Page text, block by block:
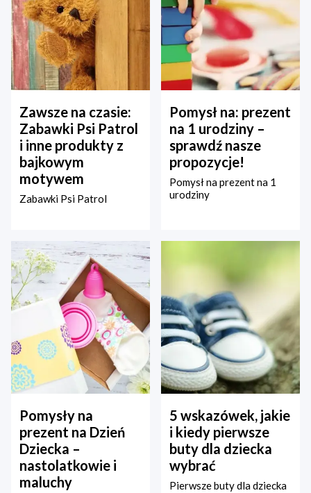
Zawsze na czasie:
Zabawki Psi Patrol
i inne produkty z
bajkowym
motywem
Zabawki Psi Patrol
Pomysł na: prezent
na 1 urodziny –
sprawdź nasze
propozycje!
Pomysł na prezent na 1
urodziny
Pomysły na
prezent na Dzień
Dziecka –
nastolatkowie i
maluchy
5 wskazówek, jakie
i kiedy pierwsze
buty dla dziecka
wybrać
Pierwsze buty dla dziecka